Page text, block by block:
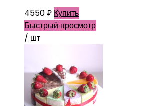
4550₽ Купить
Быстрый просмотр
/ шт